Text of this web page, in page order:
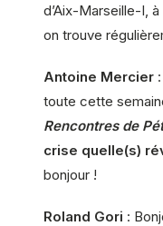
d’Aix-Marseille-I,
on trouve
Antoine Mercier :
toute cette
Rencontres de
crise quelle(s)
bonjour !
Roland Gori :